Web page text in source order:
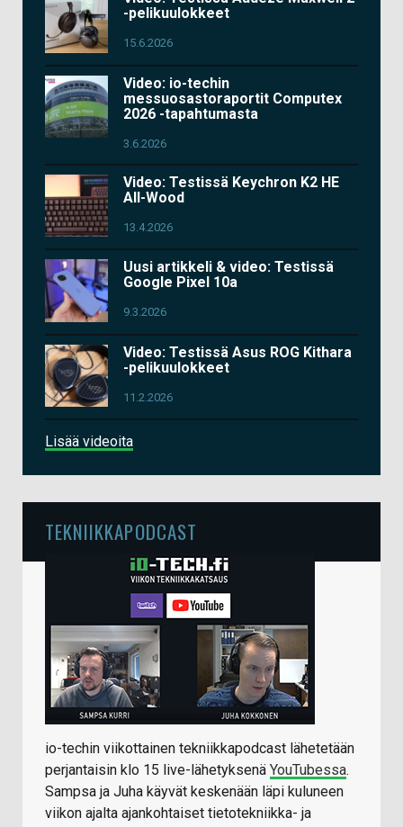
-pelikuulokkeet
15.6.2026
Video: io-techin
messuosastoraportit Computex
2026 -tapahtumasta
3.6.2026
Video: Testissä Keychron K2 HE
All-Wood
13.4.2026
Uusi artikkeli & video: Testissä
Google Pixel 10a
9.3.2026
Video: Testissä Asus ROG Kithara
-pelikuulokkeet
11.2.2026
Lisää videoita
TEKNIIKKAPODCAST
io-techin viikottainen tekniikkapodcast lähetetään
perjantaisin klo 15 live-lähetyksenä YouTubessa.
Sampsa ja Juha käyvät keskenään läpi kuluneen
viikon ajalta ajankohtaiset tietotekniikka- ja